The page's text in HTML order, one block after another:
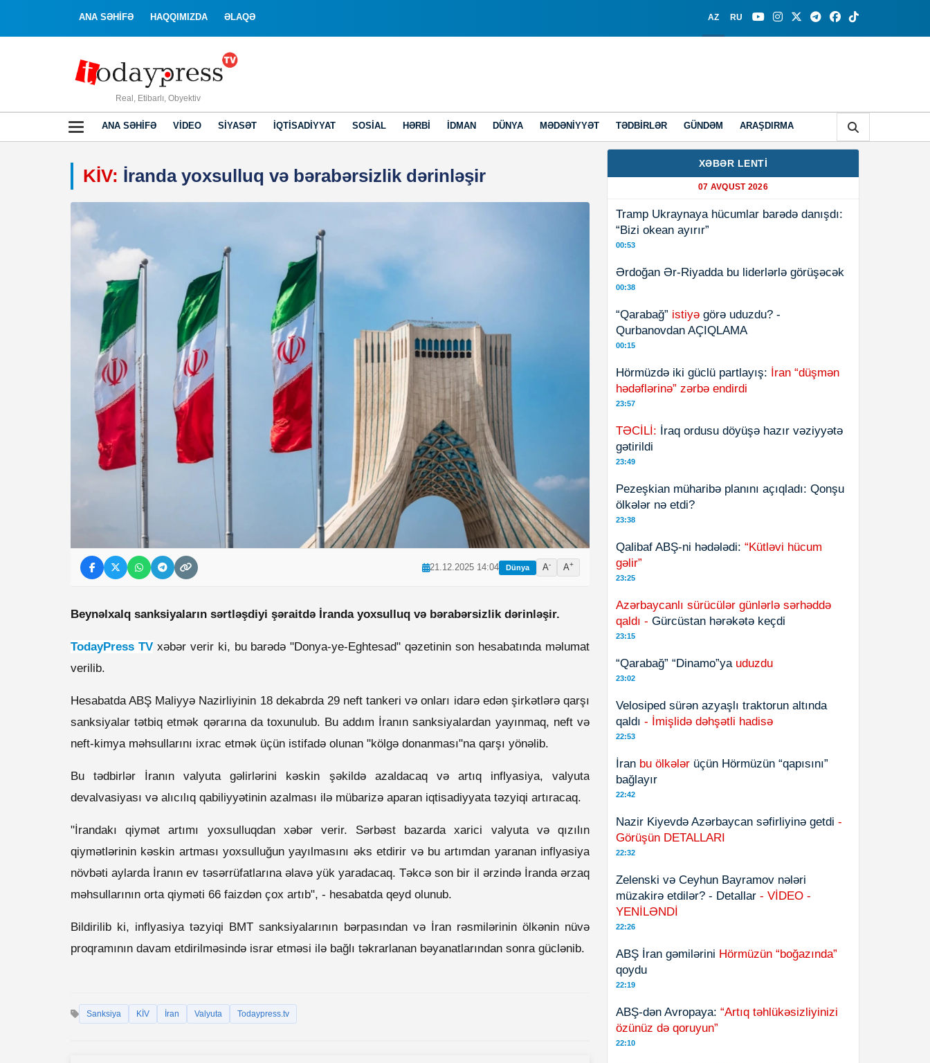
ANA SƏHİFƏ HAQQIMIZDA ƏLAQƏ AZ RU
Real, Etibarlı, Obyektiv
ANA SƏHIFƏ VIDEO SIYASƏT İQTISADIYYAT SOSIAL HƏRBI İDMAN DÜNYA MƏDƏNIYYƏT TƏDBIRLƏR GÜNDƏM ARAŞDIRMA
KİV: İranda yoxsulluq və bərabərsizlik dərinləşir
21.12.2025 14:04 Dünya A- A+
Beynəlxalq sanksiyaların sərtləşdiyi şəraitdə İranda yoxsulluq və bərabərsizlik dərinləşir.
TodayPress TVxəbər verir ki, bu barədə "Donya-ye-Eghtesad" qəzetinin son hesabatında məlumat
verilib.
Hesabatda ABŞ Maliyyə Nazirliyinin 18 dekabrda 29 neft tankeri və onları idarə edən şirkətlərə qarşı
sanksiyalar tətbiq etmək qərarına da toxunulub. Bu addım İranın sanksiyalardan yayınmaq, neft və
neft-kimya məhsullarını ixrac etmək üçün istifadə olunan "kölgə donanması"na qarşı yönəlib.
Bu tədbirlər İranın valyuta gəlirlərini kəskin şəkildə azaldacaq və artıq inflyasiya, valyuta
devalvasiyası və alıcılıq qabiliyyətinin azalması ilə mübarizə aparan iqtisadiyyata təzyiqi artıracaq.
"İrandakı qiymət artımı yoxsulluqdan xəbər verir. Sərbəst bazarda xarici valyuta və qızılın
qiymətlərinin kəskin artması yoxsulluğun yayılmasını əks etdirir və bu artımdan yaranan inflyasiya
növbəti aylarda İranın ev təsərrüfatlarına əlavə yük yaradacaq. Təkcə son bir il ərzində İranda ərzaq
məhsullarının orta qiyməti 66 faizdən çox artıb", - hesabatda qeyd olunub.
Bildirilib ki, inflyasiya təzyiqi BMT sanksiyalarının bərpasından və İran rəsmilərinin ölkənin nüvə
proqramının davam etdirilməsində israr etməsi ilə bağlı təkrarlanan bəyanatlarından sonra güclənib.
Sanksiya KİV İran Valyuta Todaypress.tv
XƏBƏR LENTİ
07 AVQUST 2026
Tramp Ukraynaya hücumlar barədə danışdı:
“Bizi okean ayırır”
00:53
Ərdoğan Ər-Riyadda bu liderlərlə görüşəcək
00:38
“Qarabağ” istiyə görə uduzdu? -
Qurbanovdan AÇIQLAMA
00:15
Hörmüzdə iki güclü partlayış: İran “düşmən
hədəflərinə” zərbə endirdi
23:57
TƏCİLİ: İraq ordusu döyüşə hazır vəziyyətə
gətirildi
23:49
Pezeşkian müharibə planını açıqladı: Qonşu
ölkələr nə etdi?
23:38
Qalibaf ABŞ-ni hədələdi: “Kütləvi hücum
gəlir”
23:25
Azərbaycanlı sürücülər günlərlə sərhəddə
qaldı - Gürcüstan hərəkətə keçdi
23:15
“Qarabağ” “Dinamo”ya uduzdu
23:02
Velosiped sürən azyaşlı traktorun altında
qaldı - İmişlidə dəhşətli hadisə
22:53
İran bu ölkələr üçün Hörmüzün “qapısını”
bağlayır
22:42
Nazir Kiyevdə Azərbaycan səfirliyinə getdi -
Görüşün DETALLARI
22:32
Zelenski və Ceyhun Bayramov nələri
müzakirə etdilər? - Detallar - VİDEO -
YENİLƏNDİ
22:26
ABŞ İran gəmilərini Hörmüzün “boğazında”
qoydu
22:19
ABŞ-dən Avropaya: “Artıq təhlükəsizliyinizi
özünüz də qoruyun”
22:10